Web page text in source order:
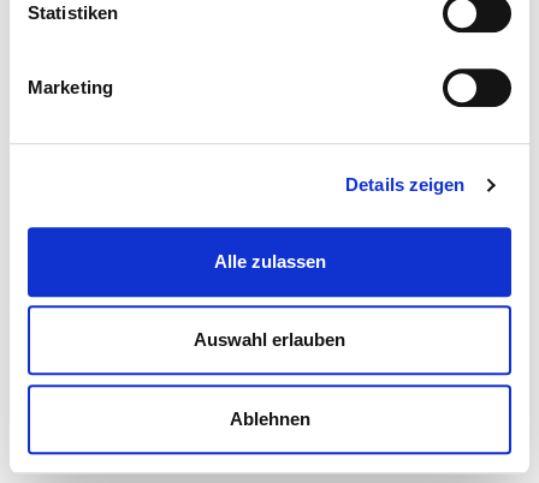
Statistiken
Marketing
Details zeigen
Alle zulassen
Auswahl erlauben
Ablehnen